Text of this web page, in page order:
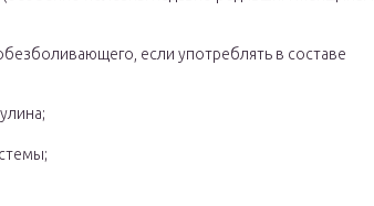
если употреблять в составе